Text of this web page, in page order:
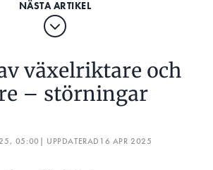
växelriktare och
– störningar
05:00 | UPPDATERAD 16 APR 2025